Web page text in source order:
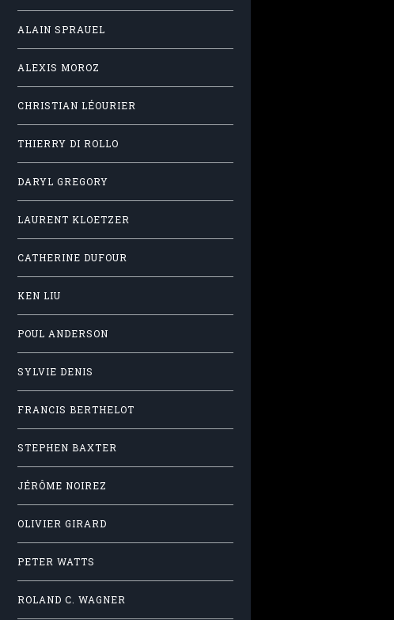
ALAIN SPRAUEL
ALEXIS MOROZ
CHRISTIAN LÉOURIER
THIERRY DI ROLLO
DARYL GREGORY
LAURENT KLOETZER
CATHERINE DUFOUR
KEN LIU
POUL ANDERSON
SYLVIE DENIS
FRANCIS BERTHELOT
STEPHEN BAXTER
JÉRÔME NOIREZ
OLIVIER GIRARD
PETER WATTS
ROLAND C. WAGNER